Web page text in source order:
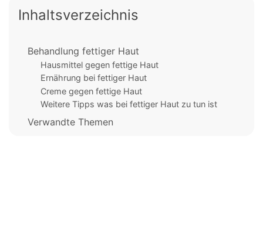
Inhaltsverzeichnis
Behandlung fettiger Haut
Hausmittel gegen fettige Haut
Ernährung bei fettiger Haut
Creme gegen fettige Haut
Weitere Tipps was bei fettiger Haut zu tun ist
Verwandte Themen